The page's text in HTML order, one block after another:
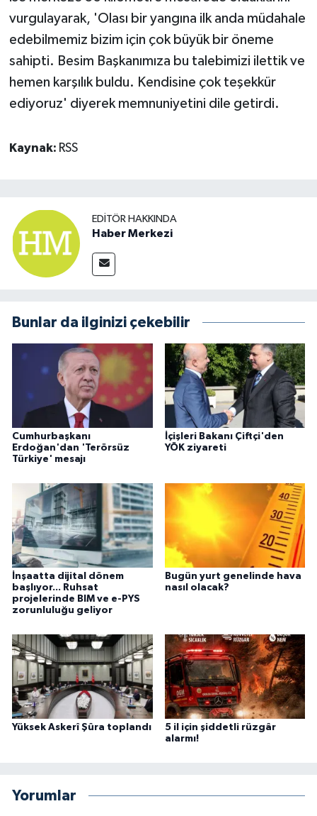
vurgulayarak, 'Olası bir yangına ilk anda müdahale
edebilmemiz bizim için çok büyük bir öneme
sahipti. Besim Başkanımıza bu talebimizi ilettik ve
hemen karşılık buldu. Kendisine çok teşekkür
ediyoruz' diyerek memnuniyetini dile getirdi.
Kaynak: RSS
EDITÖR HAKKINDA
Haber Merkezi
Bunlar da ilginizi çekebilir
Cumhurbaşkanı
Erdoğan'dan 'Terörsüz
Türkiye' mesajı
İçişleri Bakanı Çiftçi'den
YÖK ziyareti
İnşaatta dijital dönem
başlıyor... Ruhsat
projelerinde BIM ve e-PYS
zorunluluğu geliyor
Bugün yurt genelinde hava
nasıl olacak?
Yüksek Askerî Şûra toplandı
5 il için şiddetli rüzgâr
alarmı!
Yorumlar